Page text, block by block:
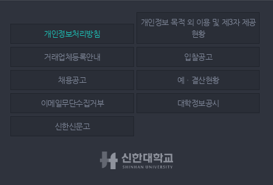
개인정보처리방침
개인정보 목적 외 이용 및 제3자 제공
현황
거래업체등록안내 입찰공고
채용공고 예ㆍ결산현황
이메일무단수집거부 대학정보공시
신한신문고